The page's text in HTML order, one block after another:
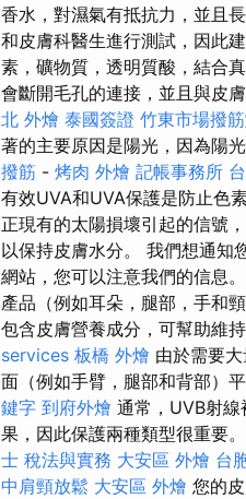
香水，對濕氣有抵抗力，並且
和皮膚科醫生進行測試，因此
素，礦物質，透明質酸，結合
會斷開毛孔的連接，並且與皮
北 外燴 泰國簽證 竹東市場撥
著的主要原因是陽光，因為陽
撥筋 - 烤肉 外燴 記帳事務所
有效UVA和UVA保護是防止色
正現有的太陽損壞引起的信號
以保持皮膚水分。 我們想通知
網站，您可以注意我們的信息。
產品（例如耳朵，腿部，手和
包含皮膚營養成分，可幫助維
services 板橋 外燴 由於需要
面（例如手臂，腿部和背部）
鍵字 到府外燴 通常，UVB射
果，因此保護兩種類型很重要。
士 稅法與實務 大安區 外燴 台
中肩頸放鬆 大安區 外燴 您的